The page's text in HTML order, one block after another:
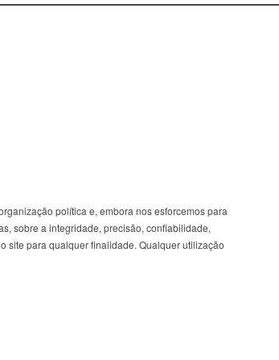
política e, embora nos esforcemos para
sobre a integridade, precisão, confiabilidade,
site para qualquer finalidade. Qualquer utilização